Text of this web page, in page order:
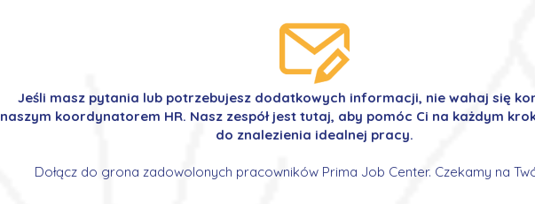
Jeśli masz pytania lub potrzebujesz dodatkowych informacji, nie wahaj się
naszym koordynatorem HR. Nasz zespół jest tutaj, aby pomóc Ci na każdym
do znalezienia idealnej pracy.
Dołącz do grona zadowolonych pracowników Prima Job Center. Czekamy na